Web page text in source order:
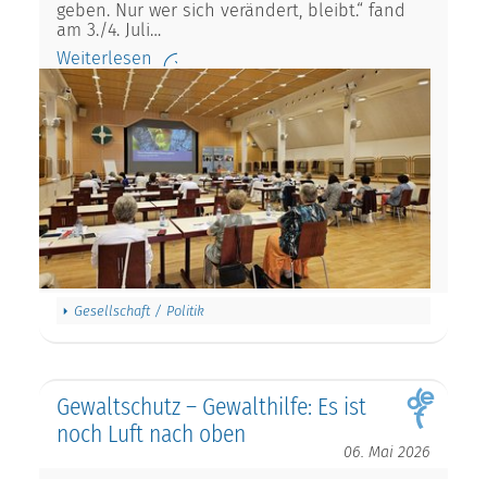
geben. Nur wer sich verändert, bleibt.“ fand
am 3./4. Juli…
Weiterlesen
Gesellschaft / Politik
Gewaltschutz – Gewalthilfe: Es ist
noch Luft nach oben
06. Mai 2026